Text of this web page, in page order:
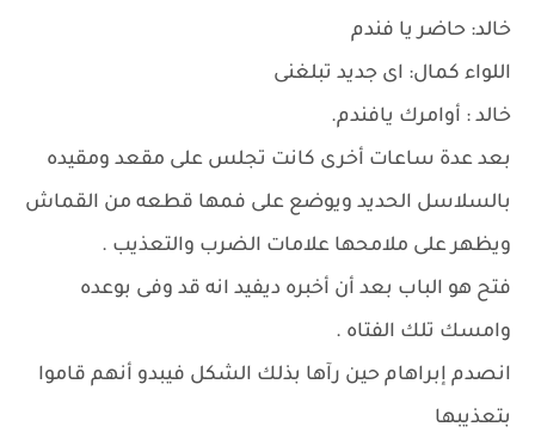
خالد: حاضر يا فندم
اللواء كمال: اى جديد تبلغنى
خالد : أوامرك يافندم.
بعد عدة ساعات أخرى كانت تجلس على مقعد ومقيده
بالسلاسل الحديد ويوضع على فمها قطعه من القماش
ويظهر على ملامحها علامات الضرب والتعذيب .
فتح هو الباب بعد أن أخبره ديفيد انه قد وفى بوعده
وامسك تلك الفتاه .
انصدم إبراهام حين رآها بذلك الشكل فيبدو أنهم قاموا
بتعذيبها